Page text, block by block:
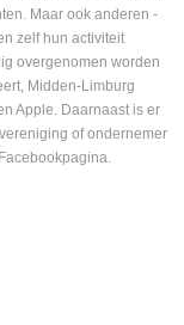
Maar ook anderen -
zelf hun activiteit
overgenomen worden
Midden-Limburg
Apple. Daarnaast is er
of ondernemer